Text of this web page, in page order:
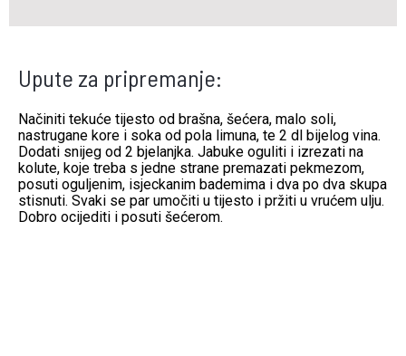
Upute za pripremanje:
Načiniti tekuće tijesto od brašna, šećera, malo soli,
nastrugane kore i soka od pola limuna, te 2 dl bijelog vina.
Dodati snijeg od 2 bjelanjka. Jabuke oguliti i izrezati na
kolute, koje treba s jedne strane premazati pekmezom,
posuti oguljenim, isjeckanim bademima i dva po dva skupa
stisnuti. Svaki se par umočiti u tijesto i pržiti u vrućem ulju.
Dobro ocijediti i posuti šećerom.